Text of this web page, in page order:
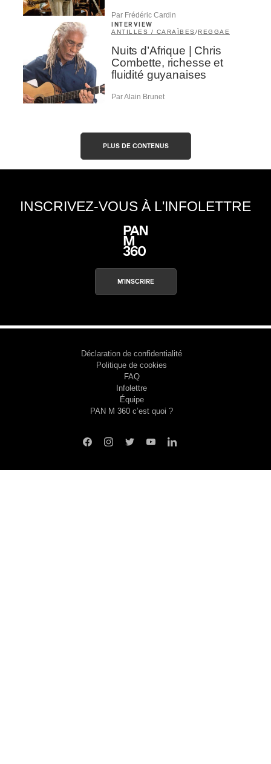
Par Frédéric Cardin
INTERVIEW
ANTILLES / CARAÏBES /REGGAE
Nuits d’Afrique | Chris
Combette, richesse et
fluidité guyanaises
Par Alain Brunet
PLUS DE CONTENUS
INSCRIVEZ-VOUS À L'INFOLETTRE
M'INSCRIRE
Déclaration de confidentialité
Politique de cookies
FAQ
Infolettre
Équipe
PAN M 360 c’est quoi ?